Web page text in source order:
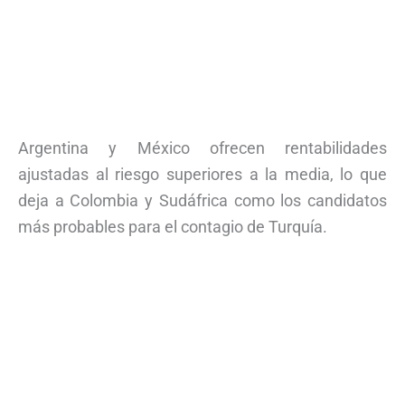
Argentina y México ofrecen rentabilidades
ajustadas al riesgo superiores a la media, lo que
deja a Colombia y Sudáfrica como los candidatos
más probables para el contagio de Turquía.